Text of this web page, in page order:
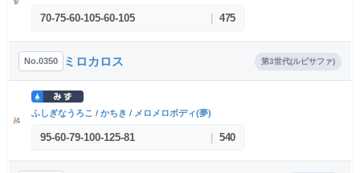
70-75-60-105-60-105 475
No.0350 ミロカロス 第3世代(ルビサファ)
ふしぎなうろこ / かちき / メロメロボディ(夢)
95-60-79-100-125-81 540